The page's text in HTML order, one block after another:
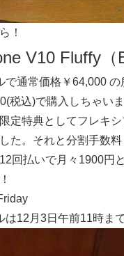
！
V10 Fluffy（
で通常価格￥64,000 の
税込)で購入しちゃいま
定特典としてフレキ
た。それと分割手数
回払いで月々1900円
は12月3日午前11時ま